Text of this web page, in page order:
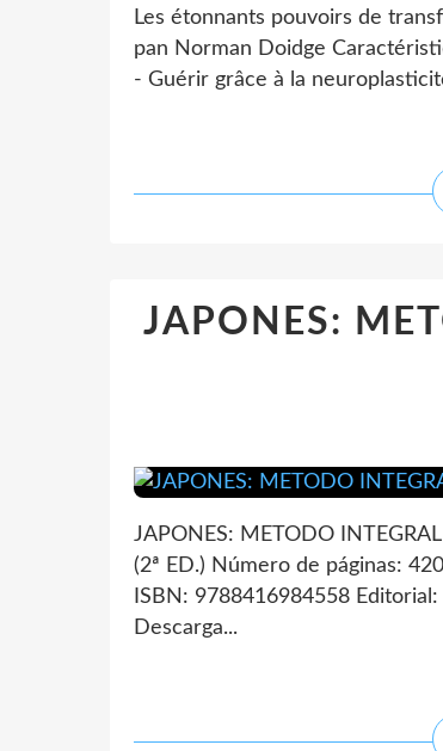
Les étonnants pouvoirs de
pan Norman Doidge
- Guérir grâce à la
JAPONES:
JAPONES: METODO
(2ª ED.) Número de páginas:
ISBN: 9788416984558
Descarga...